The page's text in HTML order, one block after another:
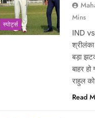
‎स्पोर्ट्स
Mins
IND
बड़ा
बाहर
राहुल
Read